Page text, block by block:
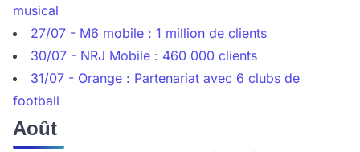
musical
27/07 - M6 mobile : 1 million de clients
30/07 - NRJ Mobile : 460 000 clients
31/07 - Orange : Partenariat avec 6 clubs de
football
Août